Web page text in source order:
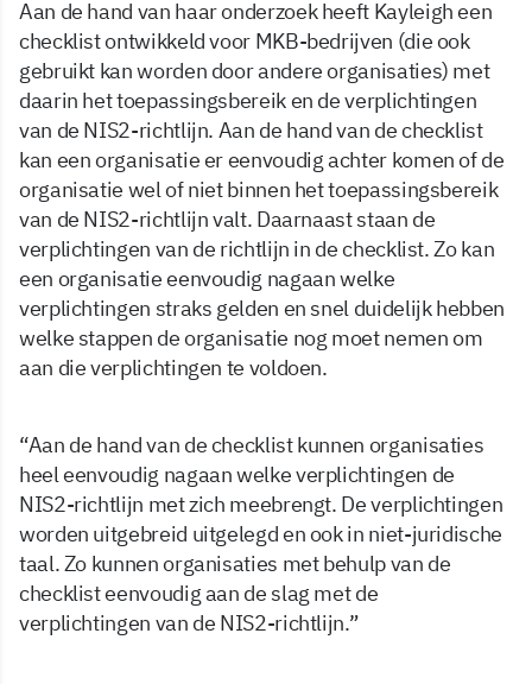
Aan de hand van haar onderzoek heeft Kayleigh een
checklist ontwikkeld voor MKB-bedrijven (die ook
gebruikt kan worden door andere organisaties) met
daarin het toepassingsbereik en de verplichtingen
van de NIS2-richtlijn. Aan de hand van de checklist
kan een organisatie er eenvoudig achter komen of de
organisatie wel of niet binnen het toepassingsbereik
van de NIS2-richtlijn valt. Daarnaast staan de
verplichtingen van de richtlijn in de checklist. Zo kan
een organisatie eenvoudig nagaan welke
verplichtingen straks gelden en snel duidelijk hebben
welke stappen de organisatie nog moet nemen om
aan die verplichtingen te voldoen.
“Aan de hand van de checklist kunnen organisaties
heel eenvoudig nagaan welke verplichtingen de
NIS2-richtlijn met zich meebrengt. De verplichtingen
worden uitgebreid uitgelegd en ook in niet-juridische
taal. Zo kunnen organisaties met behulp van de
checklist eenvoudig aan de slag met de
verplichtingen van de NIS2-richtlijn.”